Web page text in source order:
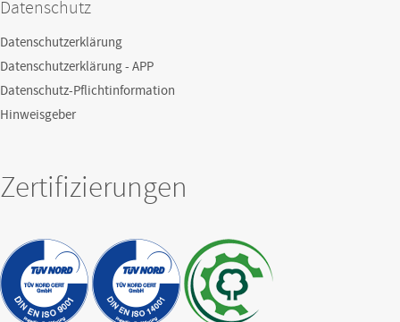
Datenschutz
Datenschutzerklärung
Datenschutzerklärung - APP
Datenschutz-Pflichtinformation
Hinweisgeber
Zertifizierungen